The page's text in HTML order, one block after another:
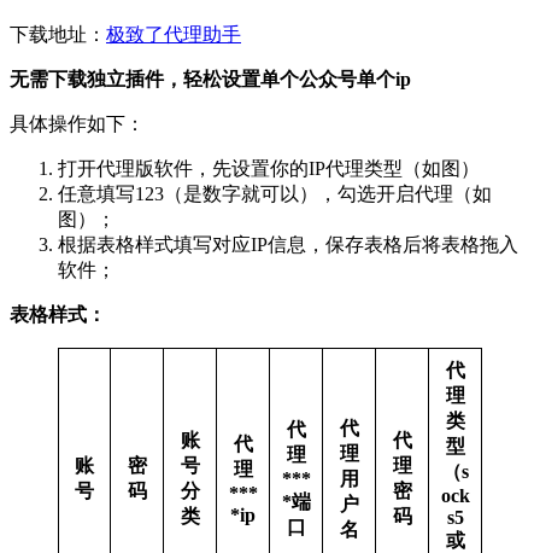
下载地址： 极致了代理助手
无需下载独立插件，轻松设置单个公众号单个ip
具体操作如下：
打开代理版软件，先设置你的IP代理类型（如图）
任意填写123（是数字就可以），勾选开启代理（如
图）；
根据表格样式填写对应IP信息，保存表格后将表格拖入
软件；
表格样式：
账
号
密
码
账
号
分
类
代
理
***
*ip
代
理
***
*端
口
代
理
用
户
名
代
理
密
码
代
理
类
型
（s
ock
s5
或